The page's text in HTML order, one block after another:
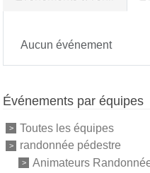
Aucun événement
Événements par équipes
Toutes les équipes
randonnée pédestre
Animateurs